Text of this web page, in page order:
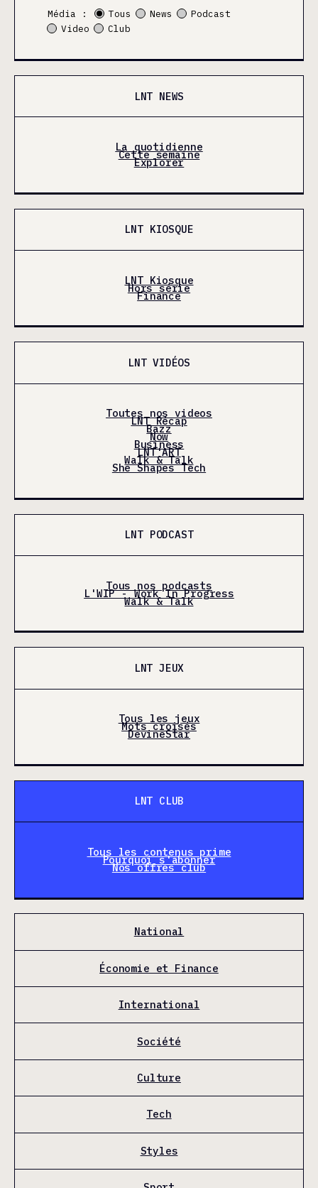
Média : Tous News
Podcast
Video
Club
LNT NEWS
La quotidienne
Cette semaine
Explorer
LNT KIOSQUE
LNT Kiosque
Hors série
Finance
LNT VIDÉOS
Toutes nos videos
LNT Récap
Bazz
Now
Business
LNT'ART
Walk & Talk
She Shapes Tech
LNT PODCAST
Tous nos podcasts
L'WIP - Work In Progress
Walk & Talk
LNT JEUX
Tous les jeux
Mots croisés
DevineStar
LNT CLUB
Tous les contenus prime
Pourquoi s'abonner
Nos offres club
National
Économie et Finance
International
Société
Culture
Tech
Styles